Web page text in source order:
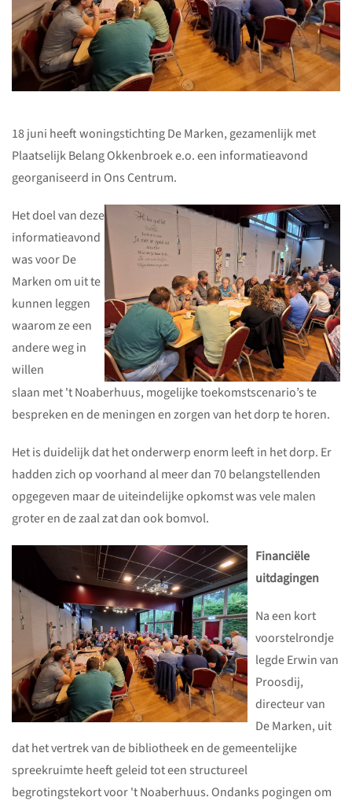
18 juni heeft woningstichting De Marken, gezamenlijk met
Plaatselijk Belang Okkenbroek e.o. een informatieavond
georganiseerd in Ons Centrum.
Het doel van deze
informatieavond
was voor De
Marken om uit te
kunnen leggen
waarom ze een
andere weg in
willen
slaan met 't Noaberhuus, mogelijke toekomstscenario’s te
bespreken en de meningen en zorgen van het dorp te horen.
Het is duidelijk dat het onderwerp enorm leeft in het dorp. Er
hadden zich op voorhand al meer dan 70 belangstellenden
opgegeven maar de uiteindelijke opkomst was vele malen
groter en de zaal zat dan ook bomvol.
Financiële
uitdagingen
Na een kort
voorstelrondje
legde Erwin van
Proosdij,
directeur van
De Marken, uit
dat het vertrek van de bibliotheek en de gemeentelijke
spreekruimte heeft geleid tot een structureel
begrotingstekort voor 't Noaberhuus. Ondanks pogingen om